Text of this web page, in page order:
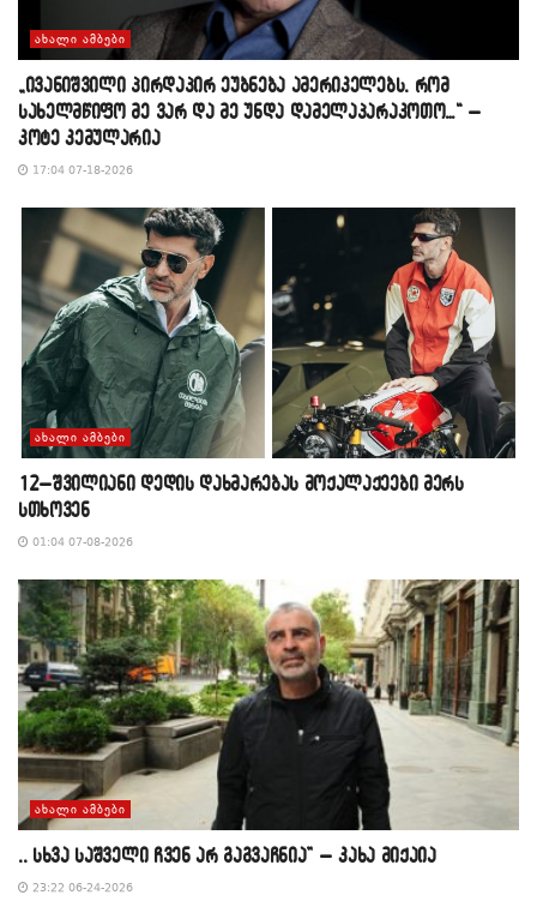
ᲐᲮᲐᲚᲘ ᲐᲛᲑᲔᲑᲘ
„ივანიშვილი პირდაპირ ეუბნება ამერიკელებს, რომ
სახელმწიფო მე ვარ და მე უნდა დამელაპარაკოთო…“ –
კოტე კემულარია
17:04 07-18-2026
ᲐᲮᲐᲚᲘ ᲐᲛᲑᲔᲑᲘ
12–შვილიანი დედის დახმარებას მოქალაქეები მერს
სთხოვენ
01:04 07-08-2026
ᲐᲮᲐᲚᲘ ᲐᲛᲑᲔᲑᲘ
,, სხვა საშველი ჩვენ არ გაგვაჩნია” – კახა მიქაია
23:22 06-24-2026